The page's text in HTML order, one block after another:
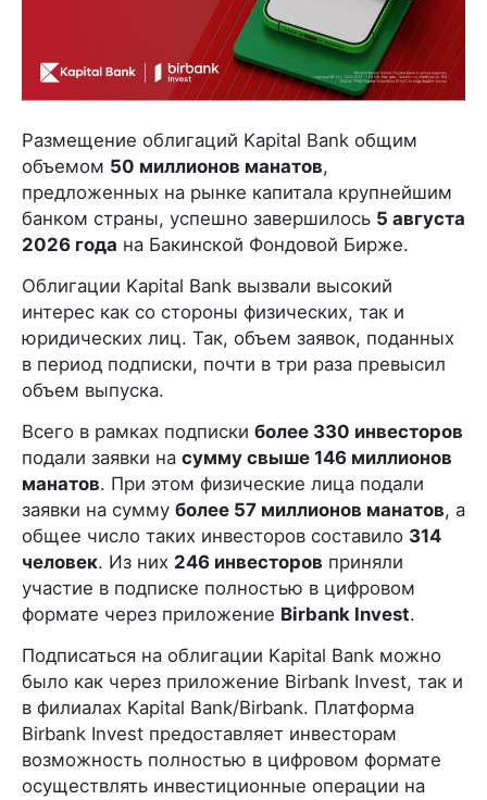
Размещение облигаций Kapital Bank общим
объемом 50 миллионов манатов,
предложенных на рынке капитала крупнейшим
банком страны, успешно завершилось 5 августа
2026 года на Бакинской Фондовой Бирже.
Облигации Kapital Bank вызвали высокий
интерес как со стороны физических, так и
юридических лиц. Так, объем заявок, поданных
в период подписки, почти в три раза превысил
объем выпуска.
Всего в рамках подписки более 330 инвесторов
подали заявки на сумму свыше 146 миллионов
манатов. При этом физические лица подали
заявки на сумму более 57 миллионов манатов, а
общее число таких инвесторов составило 314
человек. Из них 246 инвесторов приняли
участие в подписке полностью в цифровом
формате через приложение Birbank Invest.
Подписаться на облигации Kapital Bank можно
было как через приложение Birbank Invest, так и
в филиалах Kapital Bank/Birbank. Платформа
Birbank Invest предоставляет инвесторам
возможность полностью в цифровом формате
осуществлять инвестиционные операции на